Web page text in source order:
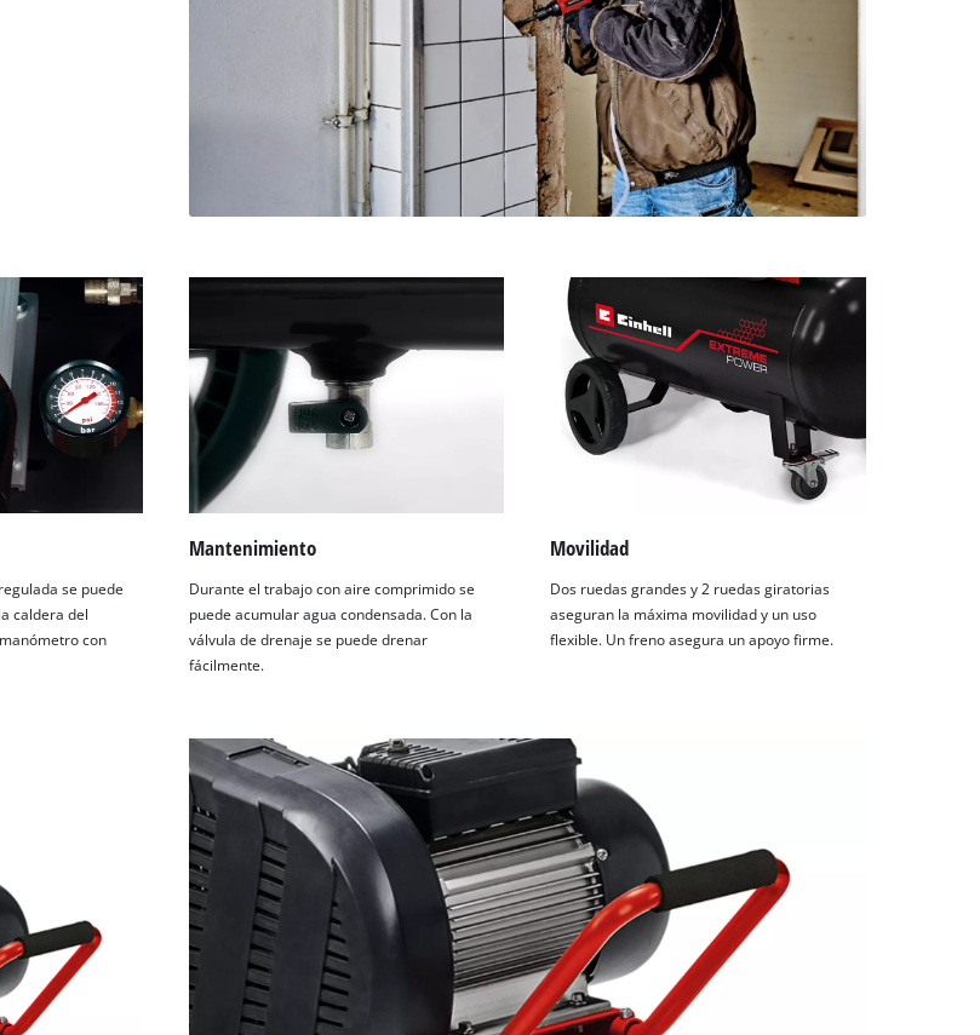
se puede
caldera del
con
Mantenimiento
Durante el trabajo con aire comprimido se
puede acumular agua condensada. Con la
válvula de drenaje se puede drenar
fácilmente.
Movilidad
Dos ruedas grandes y 2 ruedas giratorias
aseguran la máxima movilidad y un uso
flexible. Un freno asegura un apoyo firme.